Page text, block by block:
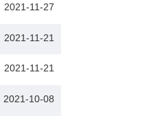
2021-11-27
2021-11-21
2021-11-21
2021-10-08